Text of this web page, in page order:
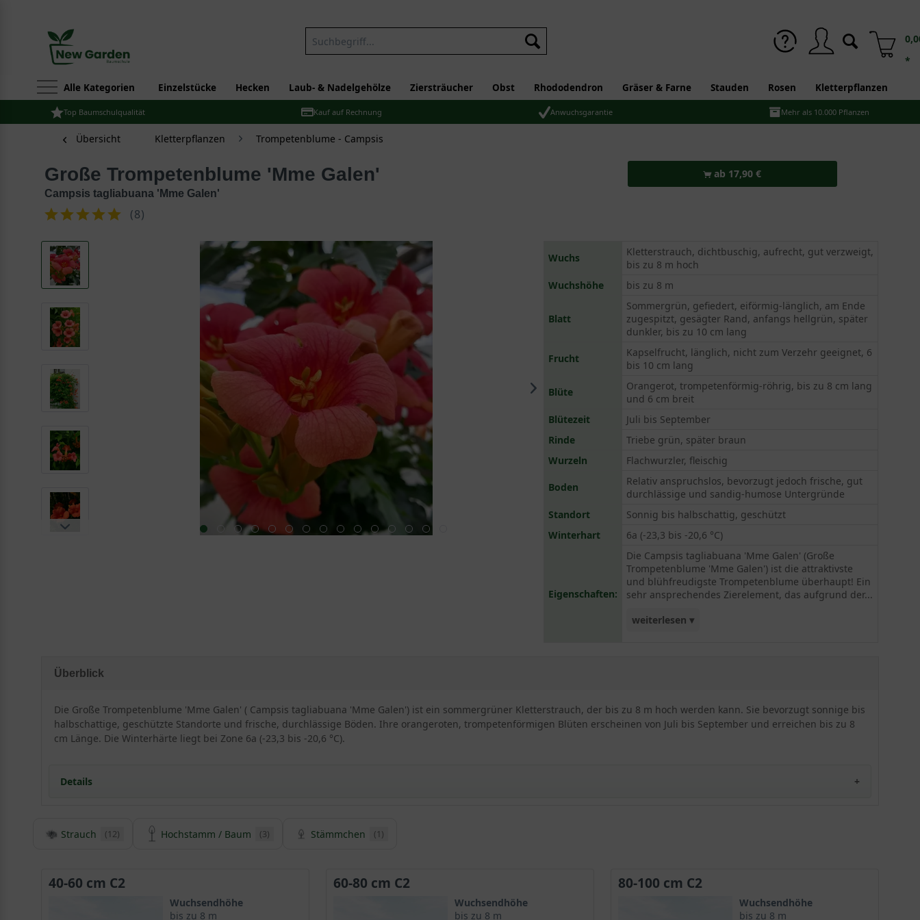
*
Alle Kategorien Einzelstücke Hecken Laub- & Nadelgehölze Ziersträucher Obst Rhododendron Gräser & Farne Stauden Rosen Kletterpflanzen
Top Baumschulqualität Kauf auf Rechnung Anwuchsgarantie Mehr als 10.000 Pflanzen
Übersicht Kletterpflanzen Trompetenblume - Campsis
Große Trompetenblume 'Mme Galen'
Campsis tagliabuana 'Mme Galen'
(8)
ab 17,90 €
Wuchs
Kletterstrauch, dichtbuschig, aufrecht, gut verzweigt,
bis zu 8 m hoch
Wuchshöhe
bis zu 8 m
Blatt
Sommergrün, gefiedert, eiförmig-länglich, am Ende
zugespitzt, gesägter Rand, anfangs hellgrün, später
dunkler, bis zu 10 cm lang
Frucht
Kapselfrucht, länglich, nicht zum Verzehr geeignet, 6
bis 10 cm lang
Blüte
Orangerot, trompetenförmig-röhrig, bis zu 8 cm lang
und 6 cm breit
Blütezeit
Juli bis September
Rinde
Triebe grün, später braun
Wurzeln
Flachwurzler, fleischig
Boden
Relativ anspruchslos, bevorzugt jedoch frische, gut
durchlässige und sandig-humose Untergründe
Standort
Sonnig bis halbschattig, geschützt
Winterhart
6a (-23,3 bis -20,6 °C)
Eigenschaften:
Die Campsis tagliabuana 'Mme Galen' (Große
Trompetenblume 'Mme Galen') ist die attraktivste
und blühfreudigste Trompetenblume überhaupt! Ein
sehr ansprechendes Zierelement, das aufgrund der...
weiterlesen ▾
Insgesamt erweist sie sich als robust und gut
schnittverträglich.
Überblick
Die Große Trompetenblume 'Mme Galen' ( Campsis tagliabuana 'Mme Galen') ist ein sommergrüner Kletterstrauch, der bis zu 8 m hoch werden kann. Sie bevorzugt sonnige bis
halbschattige, geschützte Standorte und frische, durchlässige Böden. Ihre orangeroten, trompetenförmigen Blüten erscheinen von Juli bis September und erreichen bis zu 8
cm Länge. Die Winterhärte liegt bei Zone 6a (-23,3 bis -20,6 °C).
Details
Herkunft und Besonderheiten der Trompetenblume ’Mme Galen‘
erfreut und malerische Gartenimpressionen beschert. Sie hört botanisch auf den Namen Campsis tagliabuana ’Mme Galen‘. Die attraktive Zierpflanze schmückt auch in
Strauch (12) Hochstamm / Baum (3) Stämmchen (1)
40-60 cm C2
Wuchsendhöhe
bis zu 8 m
60-80 cm C2
Wuchsendhöhe
bis zu 8 m
80-100 cm C2
Wuchsendhöhe
bis zu 8 m